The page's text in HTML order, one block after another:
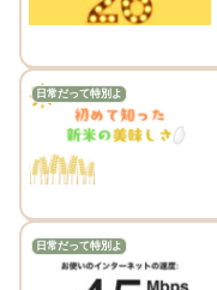
日常だって特別よ
日常だって特別よ